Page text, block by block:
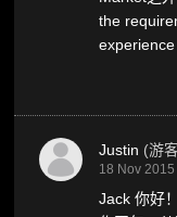
the
Justin (游
18 Nov 2015
Jack 你好